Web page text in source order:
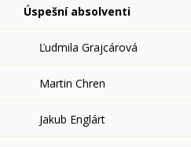
Úspešní absolventi
Ľudmila Grajcárová
Martin Chren
Jakub Englárt